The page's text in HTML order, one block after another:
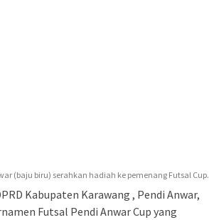
(baju biru) serahkan hadiah ke pemenang Futsal Cup.
Kabupaten Karawang , Pendi Anwar,
Futsal Pendi Anwar Cup yang